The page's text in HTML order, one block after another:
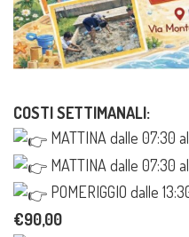
COSTI SETTIMANALI:
MATTINA dalle 07:30
MATTINA dalle 07:30
POMERIGGIO dalle
€90,00